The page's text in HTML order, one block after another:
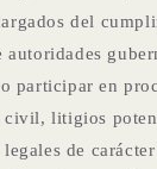
del
participar en
civil, litigios
de